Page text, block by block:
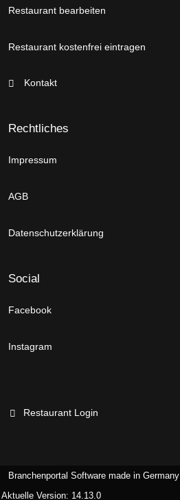
Restaurant bearbeiten
Restaurant kostenfrei eintragen
Kontakt
Rechtliches
Impressum
AGB
Datenschutzerklärung
Social
Facebook
Instagram
Restaurant Login
Branchenportal Software made in Germany
Aktuelle Version: 14.13.0